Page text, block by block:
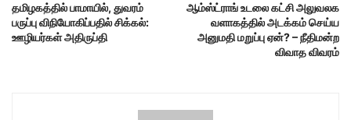
தமிழகத்தில் பாமாயில், துவரம்
பருப்பு விநியோகிப்பதில் சிக்கல்:
ஊழியர்கள் அதிருப்தி
ஆம்ஸ்ட்ராங் உடலை கட்சி அலுவலக
வளாகத்தில் அடக்கம் செய்ய
அனுமதி மறுப்பு ஏன்? – நீதிமன்ற
விவாத விவரம்